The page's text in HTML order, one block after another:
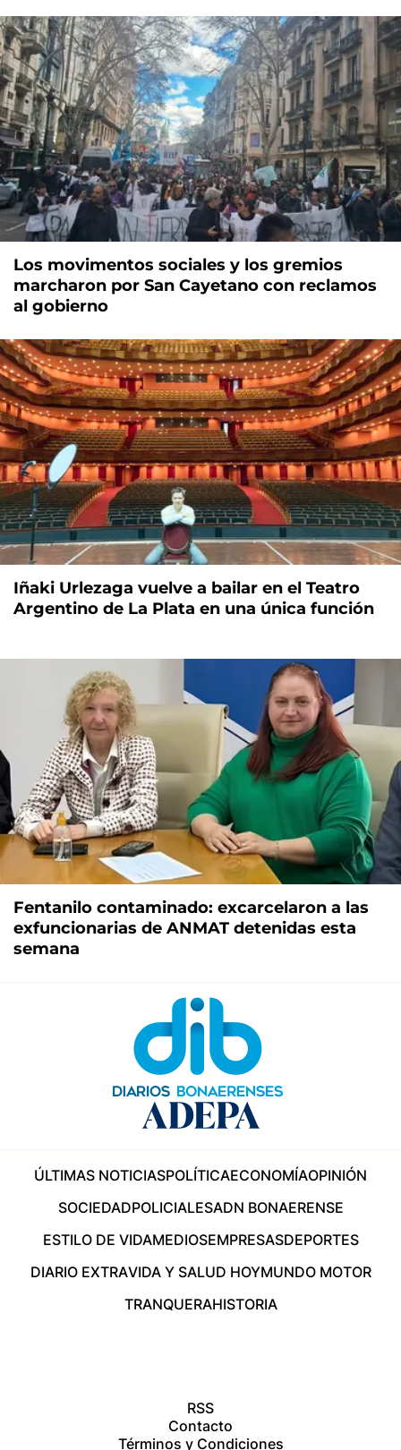
Los movimentos sociales y los gremios
marcharon por San Cayetano con reclamos
al gobierno
Iñaki Urlezaga vuelve a bailar en el Teatro
Argentino de La Plata en una única función
Fentanilo contaminado: excarcelaron a las
exfuncionarias de ANMAT detenidas esta
semana
ÚLTIMAS NOTICIASPOLÍTICAECONOMÍAOPINIÓN
SOCIEDADPOLICIALESADN BONAERENSE
ESTILO DE VIDAMEDIOSEMPRESASDEPORTES
DIARIO EXTRAVIDA Y SALUD HOYMUNDO MOTOR
TRANQUERAHISTORIA
RSS
Contacto
Términos y Condiciones